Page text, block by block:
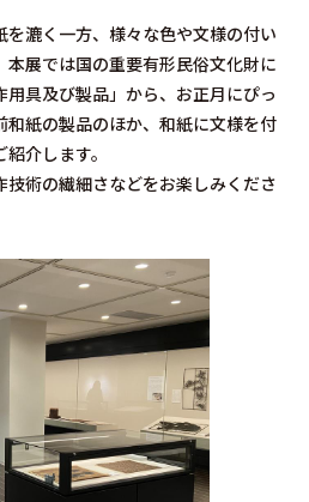
漉く一方、様々な色や文様の付い
展では国の重要有形民俗文化財に
具及び製品」から、お正月にぴっ
和紙の製品のほか、和紙に文様を付
介します。
術の繊細さなどをお楽しみくださ